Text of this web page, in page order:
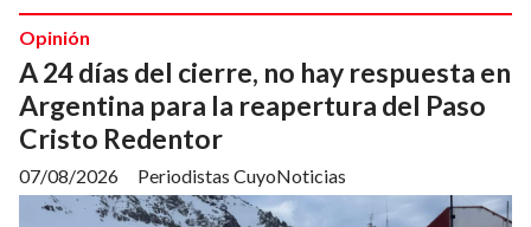
A 24 días del cierre, no hay respuesta en
Argentina para la reapertura del Paso
Cristo Redentor
Periodistas CuyoNoticias
Opinión
07/08/2026